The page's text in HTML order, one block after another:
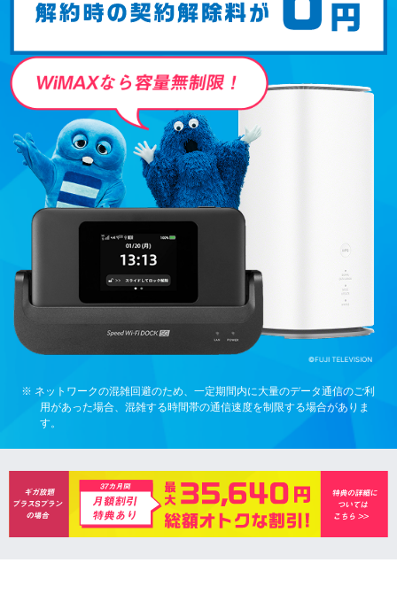
※ ネットワークの混雑回避のため、一定期間内に大量のデータ通信のご利
用があった場合、混雑する時間帯の通信速度を制限する場合がありま
す。